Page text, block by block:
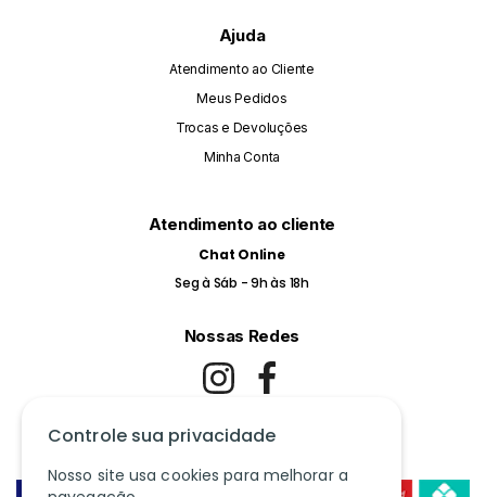
Ajuda
Atendimento ao Cliente
Meus Pedidos
Trocas e Devoluções
Minha Conta
Atendimento ao cliente
Chat Online
Seg à Sáb - 9h às 18h
Nossas Redes
Controle sua privacidade
Nosso site usa cookies para melhorar a